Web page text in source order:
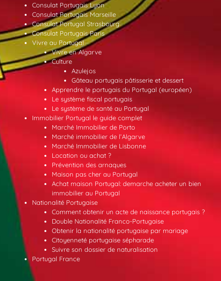
Consulat Portugais Lyon
Consulat Portugais Marseille
Consulat Portugal Strasbourg
Consulat Portugais Paris
Vivre au Portugal
Vivre en Algarve
Culture
Azulejos
Gâteau portugais pâtisserie et dessert
Apprendre le portugais du Portugal (européen)
Le système fiscal portugais
Le système de santé au Portugal
Immobilier Portugal le guide complet
Marché Immobilier de Porto
Marché immobilier de l’Algarve
Marché Immobilier de Lisbonne
Location ou achat ?
Prévention des arnaques
Maison pas cher au Portugal
Achat maison Portugal: demarche acheter un bien
immobilier au Portugal
Nationalité Portugaise
Comment obtenir un acte de naissance portugais ?
Double Nationalité Franco-Portugaise
Obtenir la nationalité portugaise par mariage
Citoyenneté portugaise sépharade
Suivre son dossier de naturalisation
Portugal France